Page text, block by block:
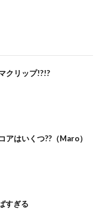
クリップ!?!?
アはいくつ??（Maro）
すぎる